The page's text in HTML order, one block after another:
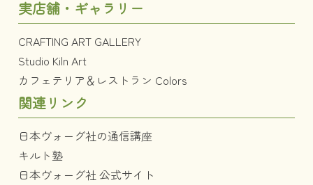
実店舗・ギャラリー
CRAFTING ART GALLERY
Studio Kiln Art
カフェテリア＆レストラン Colors
関連リンク
日本ヴォーグ社の通信講座
キルト塾
日本ヴォーグ社 公式サイト